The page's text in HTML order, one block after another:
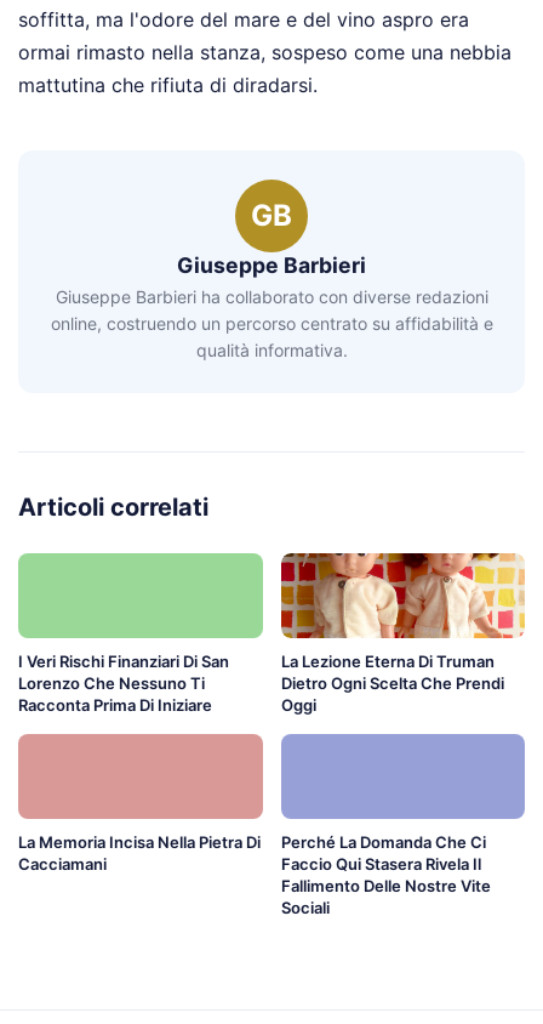
soffitta, ma l'odore del mare e del vino aspro era
ormai rimasto nella stanza, sospeso come una nebbia
mattutina che rifiuta di diradarsi.
GB
Giuseppe Barbieri
Giuseppe Barbieri ha collaborato con diverse redazioni
online, costruendo un percorso centrato su affidabilità e
qualità informativa.
Articoli correlati
I Veri Rischi Finanziari Di San
Lorenzo Che Nessuno Ti
Racconta Prima Di Iniziare
La Lezione Eterna Di Truman
Dietro Ogni Scelta Che Prendi
Oggi
La Memoria Incisa Nella Pietra Di
Cacciamani
Perché La Domanda Che Ci
Faccio Qui Stasera Rivela Il
Fallimento Delle Nostre Vite
Sociali